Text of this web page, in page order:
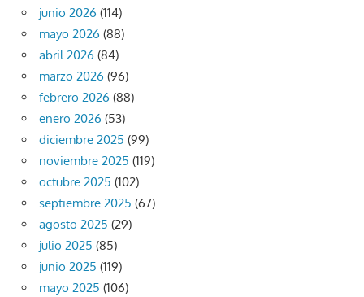
junio 2026 (114)
mayo 2026 (88)
abril 2026 (84)
marzo 2026 (96)
febrero 2026 (88)
enero 2026 (53)
diciembre 2025 (99)
noviembre 2025 (119)
octubre 2025 (102)
septiembre 2025 (67)
agosto 2025 (29)
julio 2025 (85)
junio 2025 (119)
mayo 2025 (106)